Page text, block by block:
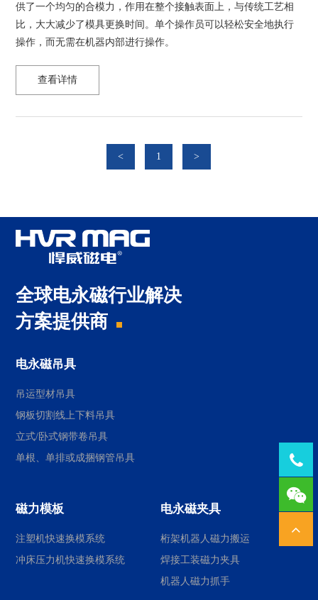
供了一个均匀的合模力，作用在整个接触表面上，与传统工艺相
比，大大减少了模具更换时间。单个操作员可以轻松安全地执行
操作，而无需在机器内部进行操作。
查看详情
< 1 >
全球电永磁行业解决
方案提供商
电永磁吊具
吊运型材吊具
钢板切割线上下料吊具
立式/卧式钢带卷吊具
单根、单排或成捆钢管吊具
磁力模板
注塑机快速换模系统
冲床压力机快速换模系统
电永磁夹具
桁架机器人磁力搬运
焊接工装磁力夹具
机器人磁力抓手
Tel：